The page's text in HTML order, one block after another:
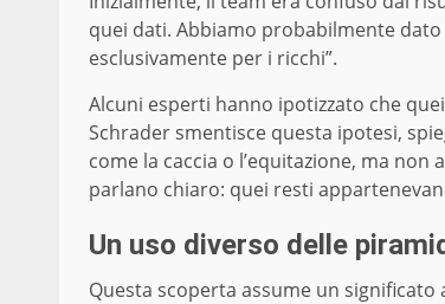
quei dati. Abbiamo probabilmente
esclusivamente per i ricchi”.
Alcuni esperti hanno ipotizzato che
Schrader smentisce questa ipotesi,
come la caccia o l’equitazione, ma
parlano chiaro: quei resti
Un uso diverso delle
Questa scoperta assume un